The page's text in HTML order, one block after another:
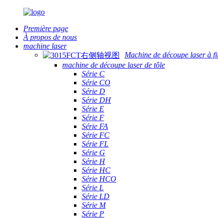
Première page
À propos de nous
machine laser
Machine de découpe laser à
machine de découpe laser de tôle
Série C
Série CO
Série D
Série DH
Série E
Série F
Série FA
Série FC
Série FL
Série G
Série H
Série HC
Série HCO
Série L
Série LD
Série M
Série P